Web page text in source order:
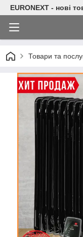
EURONEXT - нові
Товари та